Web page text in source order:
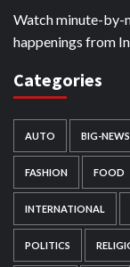
Watch minute-by-
happenings from
Categories
AUTO BIG-NEWS
FASHION FOOD
INTERNATIONAL
POLITICS